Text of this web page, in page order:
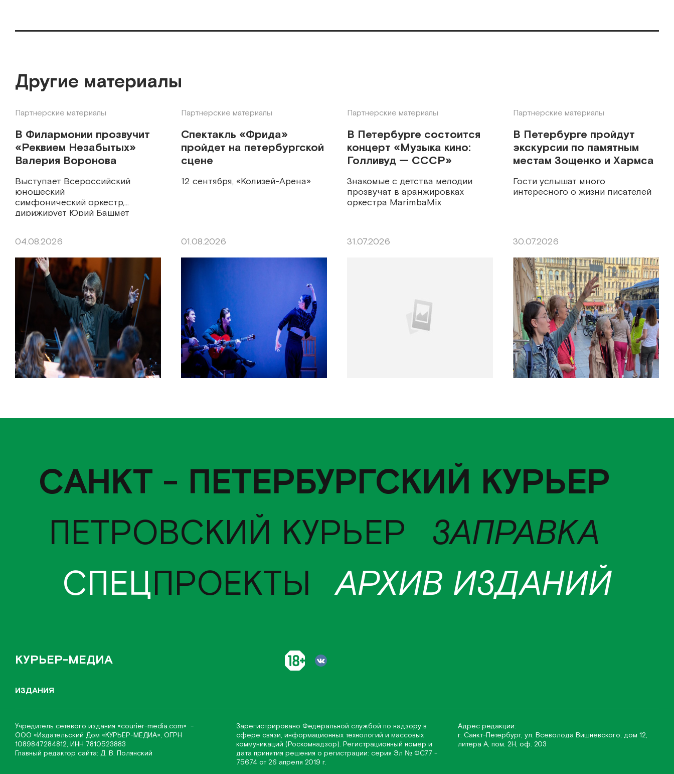
Другие материалы
Партнерские материалы
В Филармонии прозвучит
«Реквием Незабытых»
Валерия Воронова
Выступает Всероссийский
юношеский
симфонический оркестр,
дирижирует Юрий Башмет
04.08.2026
Партнерские материалы
Спектакль «Фрида»
пройдет на петербургской
сцене
12 сентября, «Колизей-Арена»
01.08.2026
Партнерские материалы
В Петербурге состоится
концерт «Музыка кино:
Голливуд — СССР»
Знакомые с детства мелодии
прозвучат в аранжировках
оркестра MarimbaMix
31.07.2026
Партнерские материалы
В Петербурге пройдут
экскурсии по памятным
местам Зощенко и Хармса
Гости услышат много
интересного о жизни писателей
30.07.2026
САНКТ - ПЕТЕРБУРГСКИЙ КУРЬЕР
ПЕТРОВСКИЙ КУРЬЕР
ЗАПРАВКА
СПЕЦПРОЕКТЫ АРХИВ ИЗДАНИЙ
КУРЬЕР-МЕДИА
ИЗДАНИЯ
Учредитель сетевого издания «соurier-media.com» -
ООО «Издательский Дом «КУРЬЕР-МЕДИА», ОГРН
1089847284812, ИНН 7810523883
Главный редактор сайта: Д. В. Полянский
Зарегистрировано Федеральной службой по надзору в
сфере связи, информационных технологий и массовых
коммуникаций (Роскомнадзор). Регистрационный номер и
дата принятия решения о регистрации: серия Эл № ФС77 -
75674 от 26 апреля 2019 г.
Адрес редакции:
г. Санкт-Петербург, ул. Всеволода Вишневского, дом 12,
литера А, пом. 2Н, оф. 203